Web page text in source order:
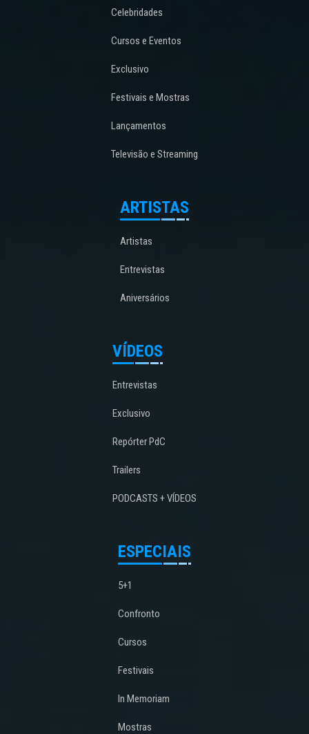
Celebridades
Cursos e Eventos
Exclusivo
Festivais e Mostras
Lançamentos
Televisão e Streaming
ARTISTAS
Artistas
Entrevistas
Aniversários
VÍDEOS
Entrevistas
Exclusivo
Repórter PdC
Trailers
PODCASTS + VÍDEOS
ESPECIAIS
5+1
Confronto
Cursos
Festivais
In Memoriam
Mostras